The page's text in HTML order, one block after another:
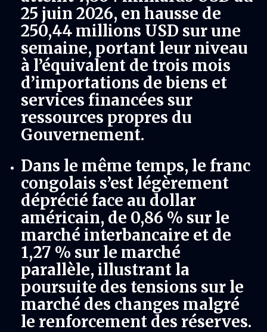
25 juin 2026, en hausse de
250,44 millions USD sur une
semaine, portant leur niveau
à l’équivalent de trois mois
d’importations de biens et
services financées sur
ressources propres du
Gouvernement.
Dans le même temps, le franc
congolais s’est légèrement
déprécié face au dollar
américain, de 0,86 % sur le
marché interbancaire et de
1,27 % sur le marché
parallèle, illustrant la
poursuite des tensions sur le
marché des changes malgré
le renforcement des réserves.